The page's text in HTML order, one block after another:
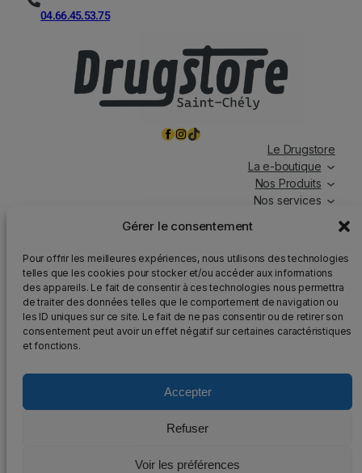
Gérer le consentement
Pour offrir les meilleures expériences, nous utilisons des technologies
telles que les cookies pour stocker et/ou accéder aux informations
des appareils. Le fait de consentir à ces technologies nous permettra
de traiter des données telles que le comportement de navigation ou
les ID uniques sur ce site. Le fait de ne pas consentir ou de retirer son
consentement peut avoir un effet négatif sur certaines caractéristiques
et fonctions.
Accepter
Refuser
Voir les préférences
04.66.45.53.75
FacebookInstagramTikTok
Le Drugstore
La e-boutique
Nos Produits
Nos services
les jours fériés.
Attention: Nous rappelons que la vente d’alcool est
strictement interdite aux mineurs, que l’abus d’alcool est
dangereux pour la santé et qu’il doit être consommé avec
modération.
2025 – Tous droits réservés au DrugStore48
– Politique de confidentialité